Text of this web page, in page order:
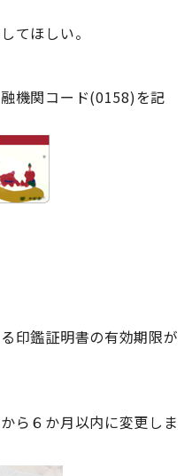
てほしい。
機関コード(0158)を記
印鑑証明書の有効期限が
ら６か月以内に変更しま